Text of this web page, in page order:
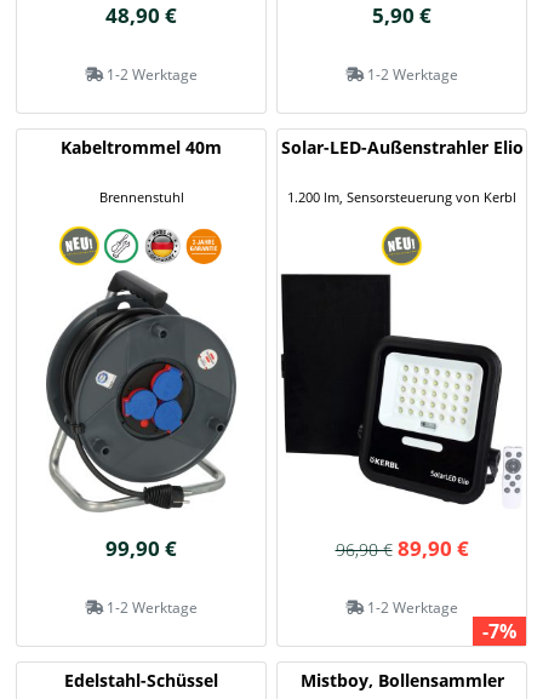
48,90 €
1-2 Werktage
5,90 €
1-2 Werktage
Kabeltrommel 40m
Brennenstuhl
99,90 €
1-2 Werktage
Solar-LED-Außenstrahler Elio
1.200 lm, Sensorsteuerung von Kerbl
96,90 € 89,90 €
1-2 Werktage
-7%
Edelstahl-Schüssel Mistboy, Bollensammler